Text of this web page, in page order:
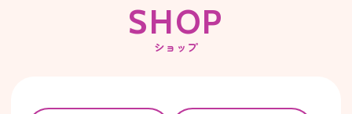
SHOP
ショップ